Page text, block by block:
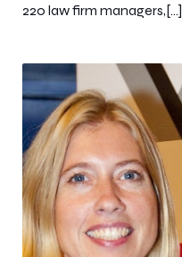
220 law firm managers,[…]